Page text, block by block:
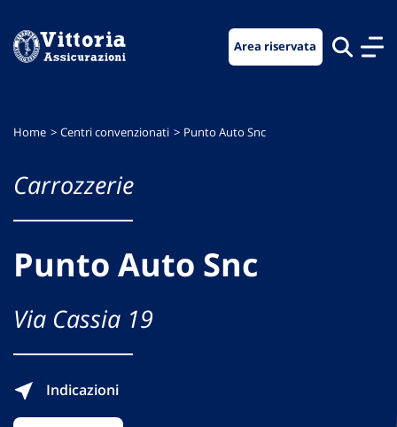
menu
contenuto
footer
Area riservata
Home Centri convenzionati Punto Auto Snc
Carrozzerie
Punto Auto Snc
Via Cassia 19
Indicazioni